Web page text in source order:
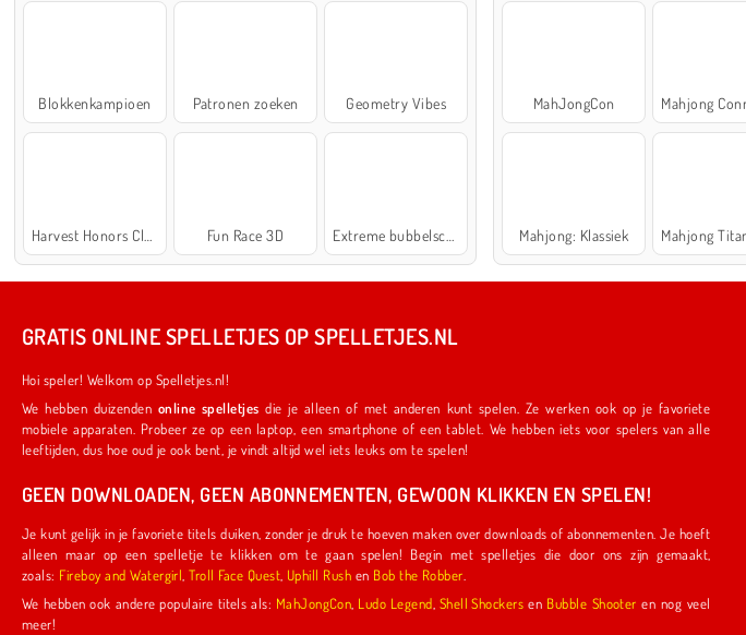
Blokkenkampioen Patronen zoeken Geometry Vibes
Fun Race 3D
MahJongCon
Mahjong: Klassiek
GRATIS ONLINE SPELLETJES OP SPELLETJES.NL
Hoi speler! Welkom op Spelletjes.nl!
We hebben duizenden online spelletjes die je alleen of met anderen kunt spelen. Ze werken ook op je favoriete
mobiele apparaten. Probeer ze op een laptop, een smartphone of een tablet. We hebben iets voor spelers van alle
leeftijden, dus hoe oud je ook bent, je vindt altijd wel iets leuks om te spelen!
GEEN DOWNLOADEN, GEEN ABONNEMENTEN, GEWOON KLIKKEN EN SPELEN!
Je kunt gelijk in je favoriete titels duiken, zonder je druk te hoeven maken over downloads of abonnementen. Je hoeft
alleen maar op een spelletje te klikken om te gaan spelen! Begin met spelletjes die door ons zijn gemaakt,
zoals:
Fireboy and Watergirl ,Troll Face Quest Uphill Rush en Bob the Robber
We hebben ook andere populaire titels als: MahJongCon Ludo Legend Shell Shockers en Bubble Shooter en nog veel
meer!